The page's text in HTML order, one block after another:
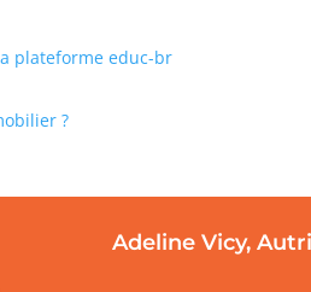
plateforme educ-br
?
Adeline Vicy,